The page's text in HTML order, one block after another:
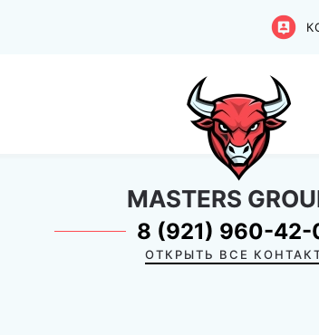
MASTERS
8 (921) 960-42-
ОТКРЫТЬ ВСЕ